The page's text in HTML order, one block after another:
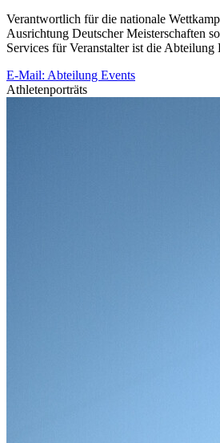
Verantwortlich für die nationale
Ausrichtung Deutscher Meisterschaften
Services für Veranstalter ist die Abteilung
E-Mail: Abteilung Events
Athletenporträts